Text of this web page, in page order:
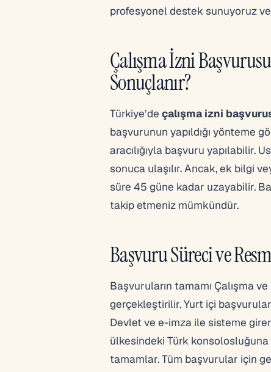
profesyonel destek sunuyoruz ve
Çalışma İzni
Sonuçlanır?
Türkiye’de çalışma izni
başvurunun yapıldığı yönteme
aracılığıyla başvuru yapılabilir.
sonuca ulaşılır. Ancak, ek bilgi
süre 45 güne kadar uzayabilir.
takip etmeniz mümkündür.
Başvuru Süreci ve
Başvuruların tamamı Çalışma
gerçekleştirilir. Yurt içi
Devlet ve e-imza ile sisteme
ülkesindeki Türk konsolosluğuna
tamamlar. Tüm başvurular için